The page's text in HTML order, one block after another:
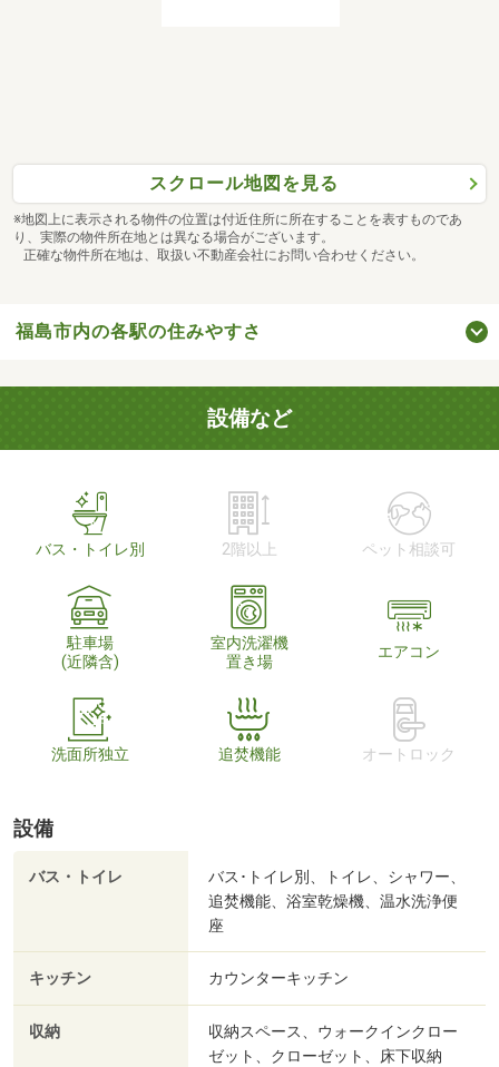
スクロール地図を見る
※地図上に表示される物件の位置は付近住所に所在することを表すものであ
り、実際の物件所在地とは異なる場合がございます。
正確な物件所在地は、取扱い不動産会社にお問い合わせください。
福島市内の各駅の住みやすさ
設備など
バス・トイレ別 2階以上 ペット相談可
駐車場
(近隣含)
室内洗濯機
置き場
エアコン
洗面所独立 追焚機能 オートロック
設備
バス・トイレ
バス･トイレ別、トイレ、シャワー、
追焚機能、浴室乾燥機、温水洗浄便
座
キッチン カウンターキッチン
収納
収納スペース、ウォークインクロー
ゼット、クローゼット、床下収納